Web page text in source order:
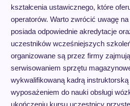
kształcenia ustawicznego, które
operatorów. Warto zwrócić uwagę
posiada odpowiednie akredytacje
uczestników wcześniejszych
organizowane są przez firmy
serwisowaniem sprzętu
wykwalifikowaną kadrą
wyposażeniem do nauki obsługi
ukończeniu kursu uczestnicy